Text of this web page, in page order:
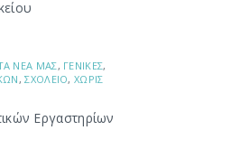
ΝΕΑ ΜΑΣ, ΓΕΝΙΚΕΣ,
,ΣΧΟΛΕΙΟ,ΧΩΡΙΣ
Εργαστηρίων